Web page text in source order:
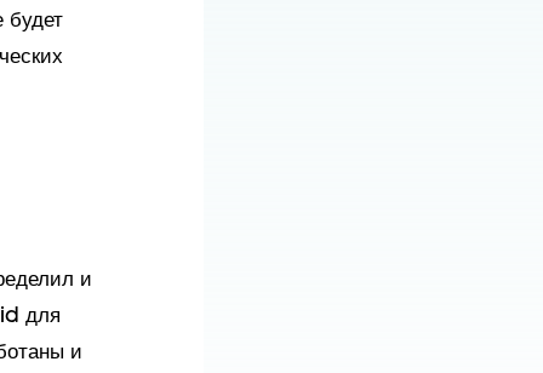
будет
и
для
и